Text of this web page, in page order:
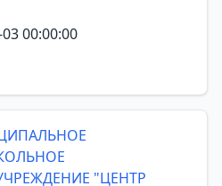
00:00:00
"ЦЕНТР